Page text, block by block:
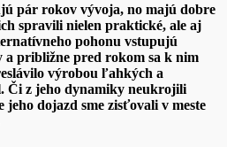
pár rokov vývoja, no majú dobre
spravili nielen praktické, ale aj
pohonu vstupujú
a približne pred rokom sa k nim
výrobou ľahkých a
Či z jeho dynamiky neukrojili
dojazd sme zisťovali v meste